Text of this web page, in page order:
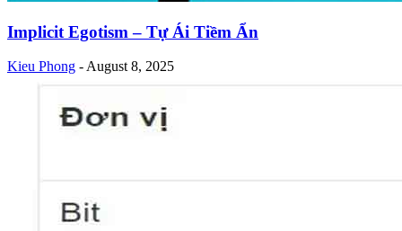
Implicit Egotism – Tự Ái Tiềm Ẩn
Kieu Phong - August 8, 2025